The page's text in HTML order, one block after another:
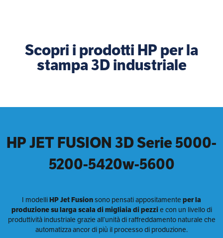
Scopri i prodotti HP per la
stampa 3D industriale
HP JET FUSION 3D Serie 5000-
5200-5420w-5600
I modelliHP Jet Fusionsono pensati appositamente per la
produzione su larga scala di migliaia di pezzie con un livello di
produttività industriale grazie all’unità di raffreddamento naturale che
automatizza ancor di più il processo di produzione.